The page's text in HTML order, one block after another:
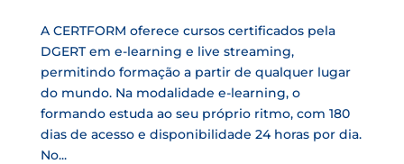
A CERTFORM oferece cursos certificados pela
DGERT em e-learning e live streaming,
permitindo formação a partir de qualquer lugar
do mundo. Na modalidade e-learning, o
formando estuda ao seu próprio ritmo, com 180
dias de acesso e disponibilidade 24 horas por dia.
No...